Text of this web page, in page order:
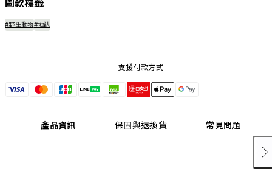
圖款標籤
#野生動物#地誌
支援付款方式
產品資訊 保固與退換貨 常見問題